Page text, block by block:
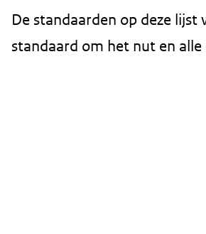
Content
De standaarden op deze
standaard om het nut en